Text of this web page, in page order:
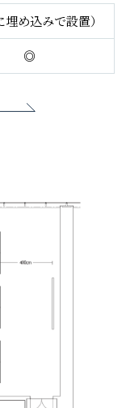
め込みで設置）
◎